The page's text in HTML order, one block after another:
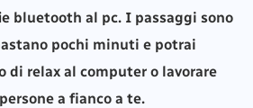
bluetooth al pc. I passaggi sono
pochi minuti e potrai
di relax al computer o lavorare
a fianco a te.